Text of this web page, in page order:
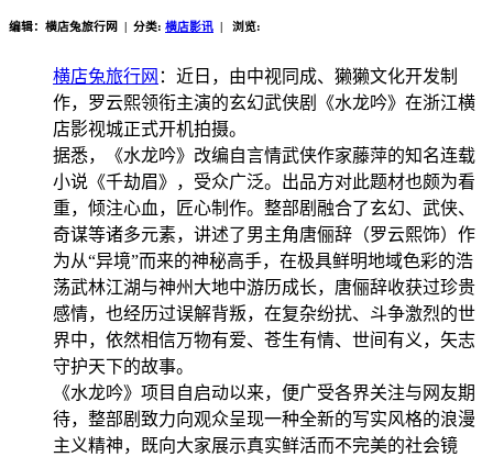
编辑：横店兔旅行网 | 分类: 横店影讯 | 浏览:
横店兔旅行网 ：近日，由中视同成、獭獭文化开发制
作，罗云熙领衔主演的玄幻武侠剧《水龙吟》在浙江横
店影视城正式开机拍摄。
据悉，《水龙吟》改编自言情武侠作家藤萍的知名连载
小说《千劫眉》，受众广泛。出品方对此题材也颇为看
重，倾注心血，匠心制作。整部剧融合了玄幻、武侠、
奇谋等诸多元素，讲述了男主角唐俪辞（罗云熙饰）作
为从“异境”而来的神秘高手，在极具鲜明地域色彩的浩
荡武林江湖与神州大地中游历成长，唐俪辞收获过珍贵
感情，也经历过误解背叛，在复杂纷扰、斗争激烈的世
界中，依然相信万物有爱、苍生有情、世间有义，矢志
守护天下的故事。
《水龙吟》项目自启动以来，便广受各界关注与网友期
待，整部剧致力向观众呈现一种全新的写实风格的浪漫
主义精神，既向大家展示真实鲜活而不完美的社会镜